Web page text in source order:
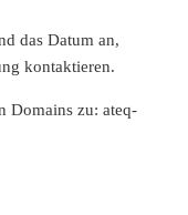
das Datum an,
kontaktieren.
Domains zu: ateq-